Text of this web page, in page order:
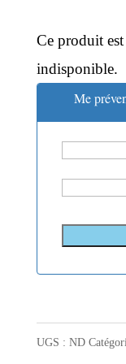
Ce produit
indisponible.
Me
UGS : ND